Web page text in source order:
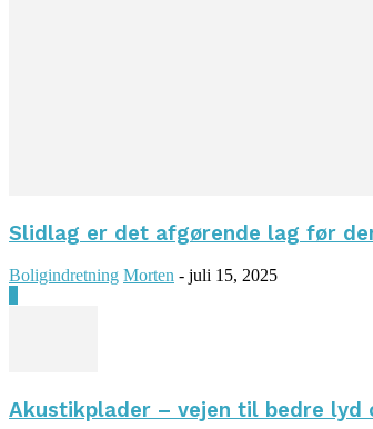
Slidlag er det afgørende lag før
Boligindretning Morten - juli 15, 2025
Akustikplader – vejen til bedre lyd